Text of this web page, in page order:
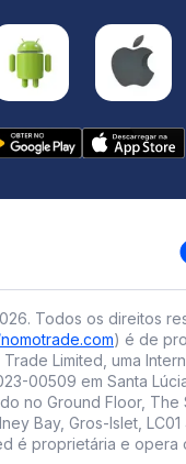
. Todos os direitos
) é de
Limited, uma
00509 em Santa
no Ground Floor, The
Bay, Gros-Islet, LC01
é proprietária e opera